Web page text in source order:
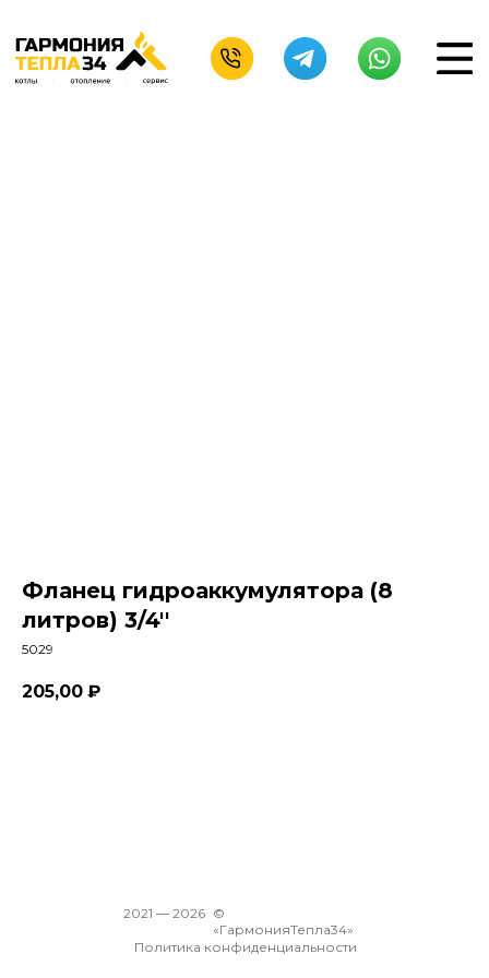
Фланец гидроаккумулятора (8
литров) 3/4''
5029
205,00 ₽
Политика конфиденциальности
©
«ГармонияТепла34»
2026
2021 —